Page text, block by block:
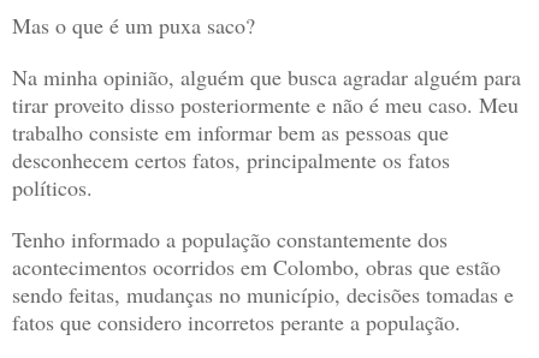
Mas o que é um puxa saco?
Na minha opinião, alguém que busca agradar alguém para
tirar proveito disso posteriormente e não é meu caso. Meu
trabalho consiste em informar bem as pessoas que
desconhecem certos fatos, principalmente os fatos
políticos.
Tenho informado a população constantemente dos
acontecimentos ocorridos em Colombo, obras que estão
sendo feitas, mudanças no município, decisões tomadas e
fatos que considero incorretos perante a população.